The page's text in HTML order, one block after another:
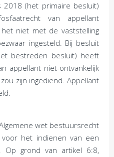
2018 (het primaire besluit)
van appellant
niet met de vaststelling
ingesteld. Bij besluit
bestreden besluit) heeft
appellant niet-ontvankelijk
zijn ingediend. Appellant
wet bestuursrecht
het indienen van een
Op grond van artikel 6:8,